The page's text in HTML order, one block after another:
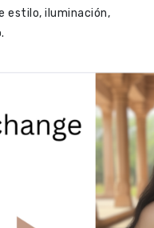
estilo, iluminación,